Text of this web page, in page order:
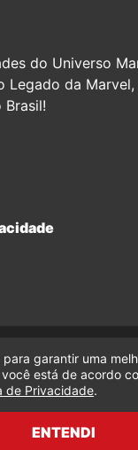
do Universo
Legado da
Brasil!
da Marvel, uma
Enterprises.
fabiolobo
para garantir uma
está de acordo
de Privacidade.
ENTENDI